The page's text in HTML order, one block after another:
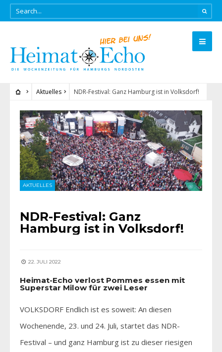
Aktuelles NDR-Festival: Ganz Hamburg ist in Volksdorf!
AKTUELLES
NDR-Festival: Ganz
Hamburg ist in Volksdorf!
22. JULI 2022
Heimat-Echo verlost Pommes essen mit
Superstar Milow für zwei Leser
VOLKSDORF Endlich ist es soweit: An diesen
Wochenende, 23. und 24. Juli, startet das NDR-
Festival – und ganz Hamburg ist zu dieser riesigen